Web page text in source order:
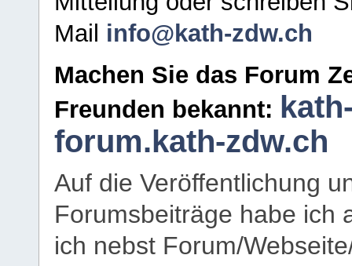
Mail info@kath-zdw.ch
Machen Sie das Forum
Freunden bekannt:
forum.kath-zdw.ch
Auf die Veröffentlichung
Forumsbeiträge habe ich
ich nebst Forum/